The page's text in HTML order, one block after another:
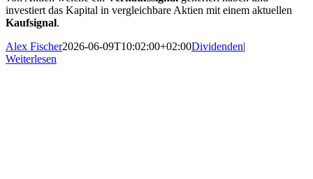
investiert das Kapital in vergleichbare Aktien mit einem aktuellen
Kaufsignal.
Alex Fischer2026-06-09T10:02:00+02:00Dividenden|
Weiterlesen